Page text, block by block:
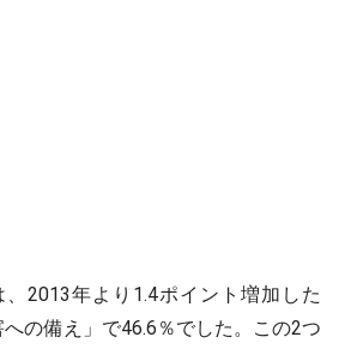
2013年より1.4ポイント増加した
への備え」で46.6％でした。この2つ